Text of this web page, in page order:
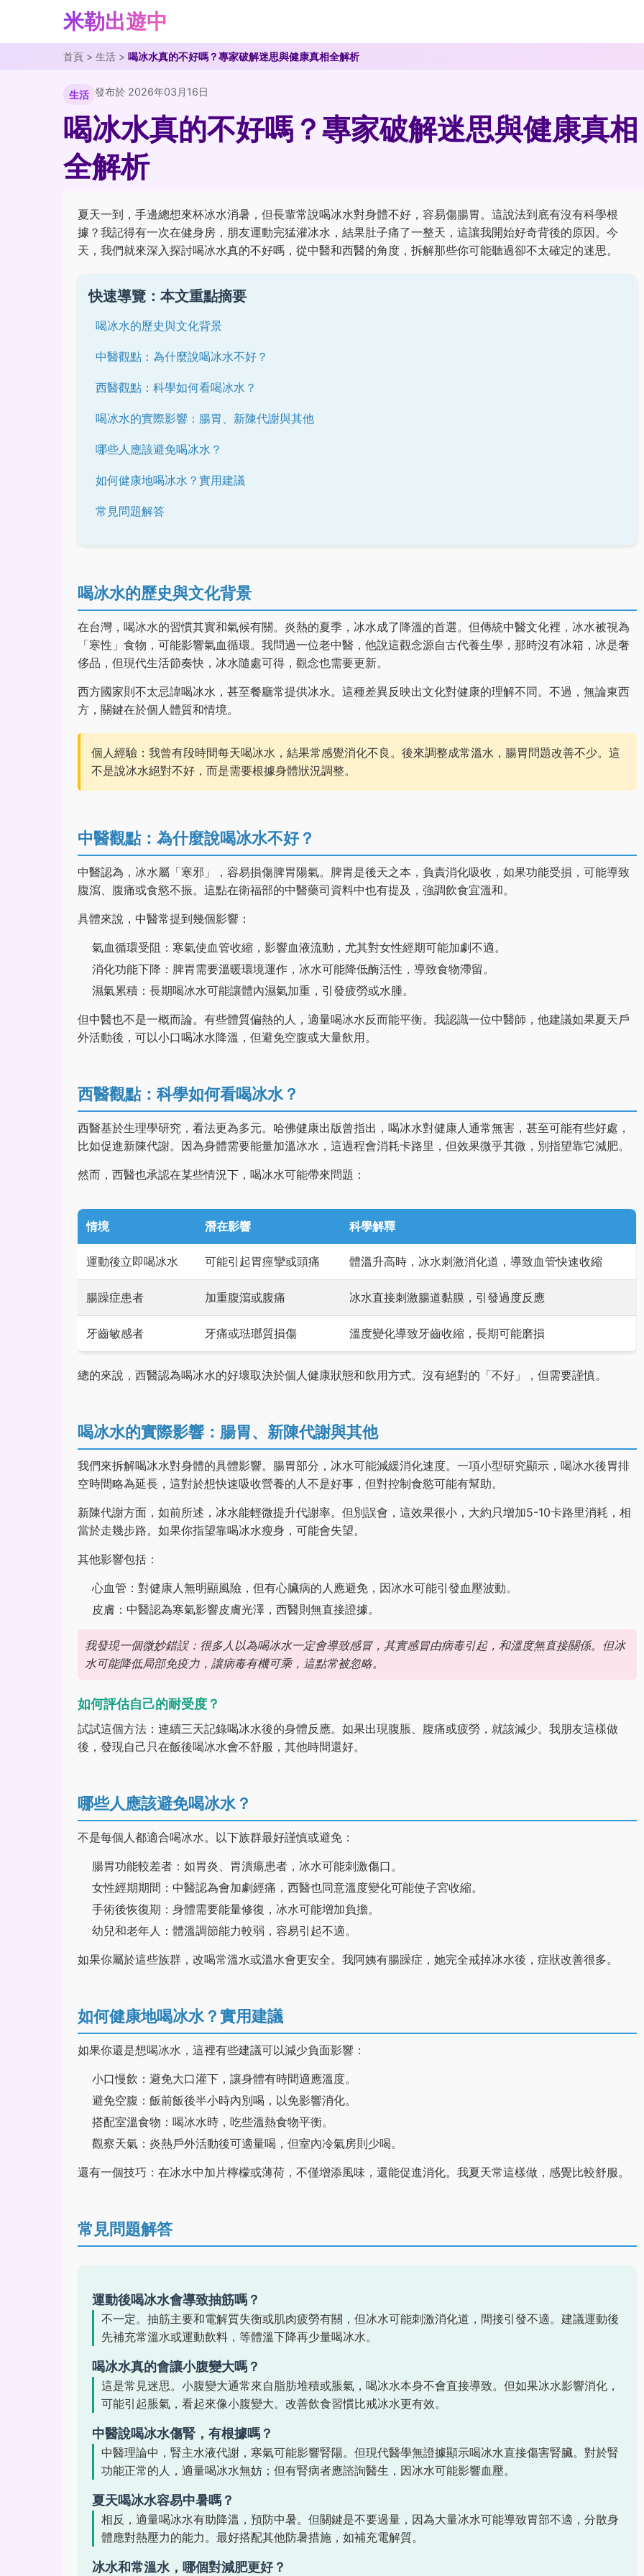
米勒出遊中
首頁 > 生活 > 喝冰水真的不好嗎？專家破解迷思與健康真相全解析
生活 發布於 2026年03月16日
喝冰水真的不好嗎？專家破解迷思與健康真相
全解析
夏天一到，手邊總想來杯冰水消暑，但長輩常說喝冰水對身體不好，容易傷腸胃。這說法到底有沒有科學根
據？我記得有一次在健身房，朋友運動完猛灌冰水，結果肚子痛了一整天，這讓我開始好奇背後的原因。今
天，我們就來深入探討喝冰水真的不好嗎，從中醫和西醫的角度，拆解那些你可能聽過卻不太確定的迷思。
快速導覽：本文重點摘要
喝冰水的歷史與文化背景
中醫觀點：為什麼說喝冰水不好？
西醫觀點：科學如何看喝冰水？
喝冰水的實際影響：腸胃、新陳代謝與其他
哪些人應該避免喝冰水？
如何健康地喝冰水？實用建議
常見問題解答
喝冰水的歷史與文化背景
在台灣，喝冰水的習慣其實和氣候有關。炎熱的夏季，冰水成了降溫的首選。但傳統中醫文化裡，冰水被視為
「寒性」食物，可能影響氣血循環。我問過一位老中醫，他說這觀念源自古代養生學，那時沒有冰箱，冰是奢
侈品，但現代生活節奏快，冰水隨處可得，觀念也需要更新。
西方國家則不太忌諱喝冰水，甚至餐廳常提供冰水。這種差異反映出文化對健康的理解不同。不過，無論東西
方，關鍵在於個人體質和情境。
個人經驗：我曾有段時間每天喝冰水，結果常感覺消化不良。後來調整成常溫水，腸胃問題改善不少。這
不是說冰水絕對不好，而是需要根據身體狀況調整。
中醫觀點：為什麼說喝冰水不好？
中醫認為，冰水屬「寒邪」，容易損傷脾胃陽氣。脾胃是後天之本，負責消化吸收，如果功能受損，可能導致
腹瀉、腹痛或食慾不振。這點在衛福部的中醫藥司資料中也有提及，強調飲食宜溫和。
具體來說，中醫常提到幾個影響：
氣血循環受阻：寒氣使血管收縮，影響血液流動，尤其對女性經期可能加劇不適。
消化功能下降：脾胃需要溫暖環境運作，冰水可能降低酶活性，導致食物滯留。
濕氣累積：長期喝冰水可能讓體內濕氣加重，引發疲勞或水腫。
但中醫也不是一概而論。有些體質偏熱的人，適量喝冰水反而能平衡。我認識一位中醫師，他建議如果夏天戶
外活動後，可以小口喝冰水降溫，但避免空腹或大量飲用。
西醫觀點：科學如何看喝冰水？
西醫基於生理學研究，看法更為多元。哈佛健康出版曾指出，喝冰水對健康人通常無害，甚至可能有些好處，
比如促進新陳代謝。因為身體需要能量加溫冰水，這過程會消耗卡路里，但效果微乎其微，別指望靠它減肥。
然而，西醫也承認在某些情況下，喝冰水可能帶來問題：
情境 潛在影響 科學解釋
運動後立即喝冰水 可能引起胃痙攣或頭痛 體溫升高時，冰水刺激消化道，導致血管快速收縮
腸躁症患者 加重腹瀉或腹痛 冰水直接刺激腸道黏膜，引發過度反應
牙齒敏感者 牙痛或琺瑯質損傷 溫度變化導致牙齒收縮，長期可能磨損
總的來說，西醫認為喝冰水的好壞取決於個人健康狀態和飲用方式。沒有絕對的「不好」，但需要謹慎。
喝冰水的實際影響：腸胃、新陳代謝與其他
我們來拆解喝冰水對身體的具體影響。腸胃部分，冰水可能減緩消化速度。一項小型研究顯示，喝冰水後胃排
空時間略為延長，這對於想快速吸收營養的人不是好事，但對控制食慾可能有幫助。
新陳代謝方面，如前所述，冰水能輕微提升代謝率。但別誤會，這效果很小，大約只增加5-10卡路里消耗，相
當於走幾步路。如果你指望靠喝冰水瘦身，可能會失望。
其他影響包括：
心血管：對健康人無明顯風險，但有心臟病的人應避免，因冰水可能引發血壓波動。
皮膚：中醫認為寒氣影響皮膚光澤，西醫則無直接證據。
我發現一個微妙錯誤：很多人以為喝冰水一定會導致感冒，其實感冒由病毒引起，和溫度無直接關係。但冰
水可能降低局部免疫力，讓病毒有機可乘，這點常被忽略。
如何評估自己的耐受度？
試試這個方法：連續三天記錄喝冰水後的身體反應。如果出現腹脹、腹痛或疲勞，就該減少。我朋友這樣做
後，發現自己只在飯後喝冰水會不舒服，其他時間還好。
哪些人應該避免喝冰水？
不是每個人都適合喝冰水。以下族群最好謹慎或避免：
腸胃功能較差者：如胃炎、胃潰瘍患者，冰水可能刺激傷口。
女性經期期間：中醫認為會加劇經痛，西醫也同意溫度變化可能使子宮收縮。
手術後恢復期：身體需要能量修復，冰水可能增加負擔。
幼兒和老年人：體溫調節能力較弱，容易引起不適。
如果你屬於這些族群，改喝常溫水或溫水會更安全。我阿姨有腸躁症，她完全戒掉冰水後，症狀改善很多。
如何健康地喝冰水？實用建議
如果你還是想喝冰水，這裡有些建議可以減少負面影響：
小口慢飲：避免大口灌下，讓身體有時間適應溫度。
避免空腹：飯前飯後半小時內別喝，以免影響消化。
搭配室溫食物：喝冰水時，吃些溫熱食物平衡。
觀察天氣：炎熱戶外活動後可適量喝，但室內冷氣房則少喝。
還有一個技巧：在冰水中加片檸檬或薄荷，不僅增添風味，還能促進消化。我夏天常這樣做，感覺比較舒服。
常見問題解答
運動後喝冰水會導致抽筋嗎？
不一定。抽筋主要和電解質失衡或肌肉疲勞有關，但冰水可能刺激消化道，間接引發不適。建議運動後
先補充常溫水或運動飲料，等體溫下降再少量喝冰水。
喝冰水真的會讓小腹變大嗎？
這是常見迷思。小腹變大通常來自脂肪堆積或脹氣，喝冰水本身不會直接導致。但如果冰水影響消化，
可能引起脹氣，看起來像小腹變大。改善飲食習慣比戒冰水更有效。
中醫說喝冰水傷腎，有根據嗎？
中醫理論中，腎主水液代謝，寒氣可能影響腎陽。但現代醫學無證據顯示喝冰水直接傷害腎臟。對於腎
功能正常的人，適量喝冰水無妨；但有腎病者應諮詢醫生，因冰水可能影響血壓。
夏天喝冰水容易中暑嗎？
相反，適量喝冰水有助降溫，預防中暑。但關鍵是不要過量，因為大量冰水可能導致胃部不適，分散身
體應對熱壓力的能力。最好搭配其他防暑措施，如補充電解質。
冰水和常溫水，哪個對減肥更好？